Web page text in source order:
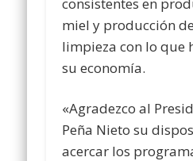
miel y producción
limpieza con lo que
su economía.
«Agradezco al
Peña Nieto su
acercar los